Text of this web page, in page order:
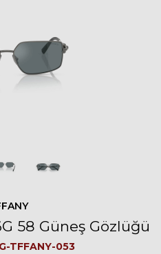
58 Güneş Gözlüğü
G-TFFANY-053